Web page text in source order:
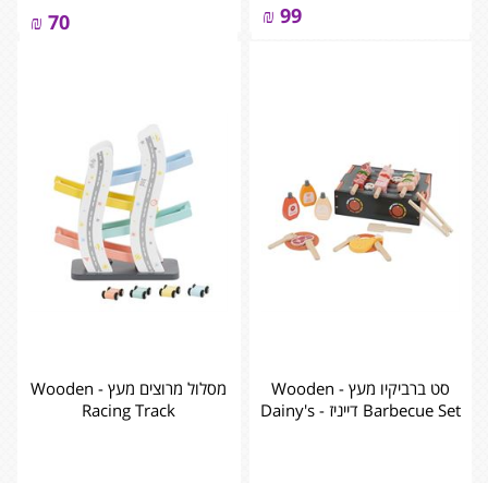
99
₪
70
₪
סט ברביקיו מעץ - ‏‏‏‏Wooden
Barbecue Set דייניז - Dainy's
מסלול מרוצים מעץ - ‏‏‏‏Wooden
Racing Track